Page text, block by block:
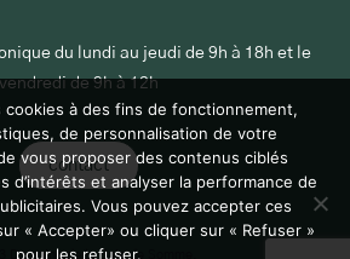
du lundi au jeudi de 9h à 18h et le
vendredi de 9h à 12h
contact
Domaine de la Baie de Somme.
cookies à des fins de fonctionnement,
de personnalisation de votre
vous proposer des contenus ciblés
d’intérêts et analyser la performance de
Vous pouvez accepter ces
« Accepter» ou cliquer sur « Refuser »
pour les refuser.